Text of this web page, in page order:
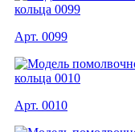
Арт. 0099
Арт. 0010